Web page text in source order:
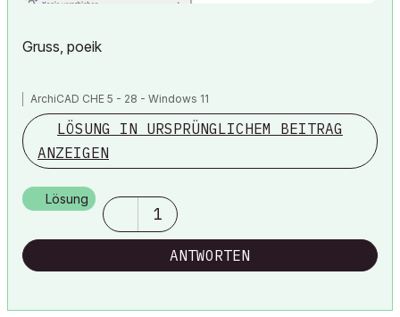
Gruss, poeik
ArchiCAD CHE 5 - 28 - Windows 11
LÖSUNG IN URSPRÜNGLICHEM BEITRAG
ANZEIGEN
Lösung
1
ANTWORTEN